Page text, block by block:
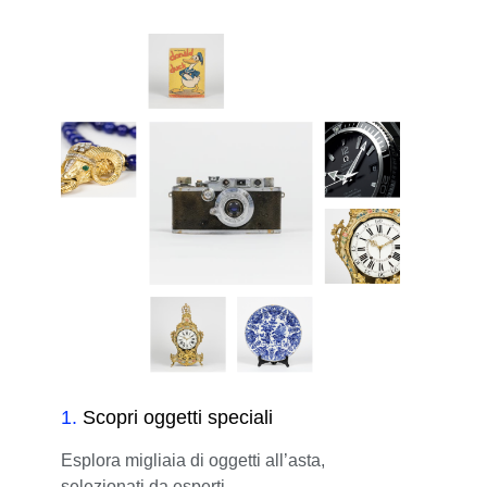
1. Scopri oggetti speciali
Esplora migliaia di oggetti all’asta,